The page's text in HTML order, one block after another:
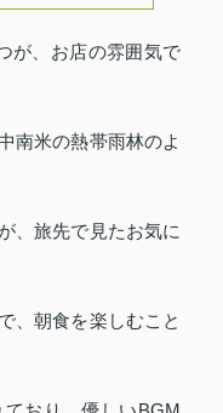
が、お店の雰囲気で
南米の熱帯雨林のよ
、旅先で見たお気に
、朝食を楽しむこと